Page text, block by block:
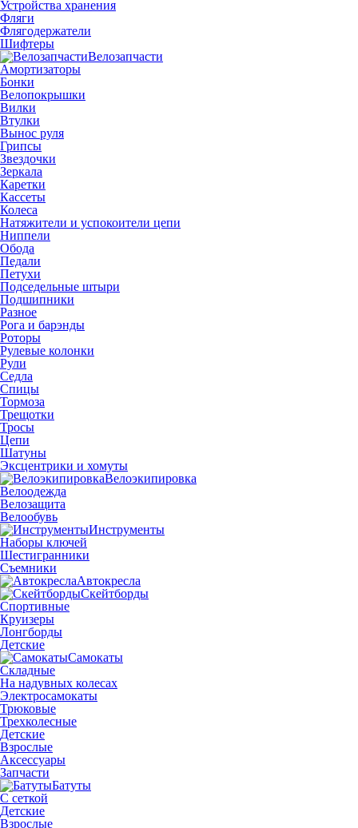
Устройства хранения
Фляги
Флягодержатели
Шифтеры
Велозапчасти
Амортизаторы
Бонки
Велопокрышки
Вилки
Втулки
Вынос руля
Грипсы
Звездочки
Зеркала
Каретки
Кассеты
Колеса
Натяжители и успокоители цепи
Ниппели
Обода
Педали
Петухи
Подседельные штыри
Подшипники
Разное
Рога и барэнды
Роторы
Рулевые колонки
Рули
Седла
Спицы
Тормоза
Трещотки
Тросы
Цепи
Шатуны
Эксцентрики и хомуты
Велоэкипировка
Велоодежда
Велозащита
Велообувь
Инструменты
Наборы ключей
Шестигранники
Съемники
Автокресла
Скейтборды
Спортивные
Круизеры
Лонгборды
Детские
Самокаты
Складные
На надувных колесах
Электросамокаты
Трюковые
Трехколесные
Детские
Взрослые
Аксессуары
Запчасти
Батуты
С сеткой
Детские
Взрослые